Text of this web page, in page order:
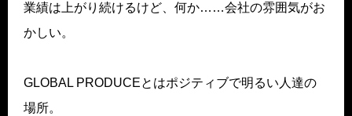
業績は上がり続けるけど、何か……会社の雰囲気がお
かしい。
GLOBAL PRODUCEとはポジティブで明るい人達の
場所。